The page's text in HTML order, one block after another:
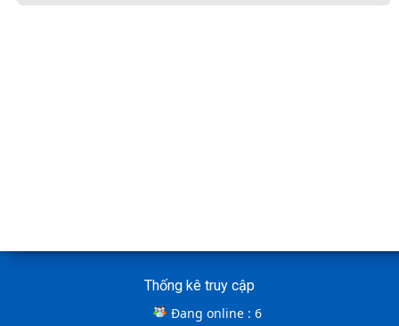
ƯU ĐIỂM CỦA SÀN NÂNG THỦY LỰC NHỎ -
MINI DOCK LEVELLER
trong các lĩnh vực, ngành nghề.
Thống kê truy cập
Đang online : 6